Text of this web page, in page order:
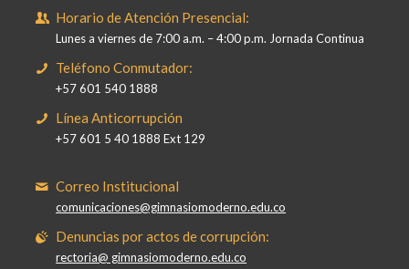
Horario de Atención Presencial:
Lunes a viernes de 7:00 a.m. – 4:00 p.m. Jornada Continua
Teléfono Conmutador:
+57 601 540 1888
Línea Anticorrupción
+57 601 5 40 1888 Ext 129
Correo Institucional
comunicaciones@gimnasiomoderno.edu.co
Denuncias por actos de corrupción:
rectoria@ gimnasiomoderno.edu.co